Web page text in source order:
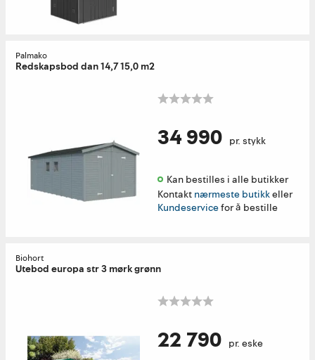
Palmako
Redskapsbod dan 14,7 15,0 m2
34 990 pr. stykk
Kan bestilles i alle butikker
Kontakt nærmeste butikkeller
Kundeservicefor å bestille
Biohort
Utebod europa str 3 mørk grønn
22 790 pr. eske